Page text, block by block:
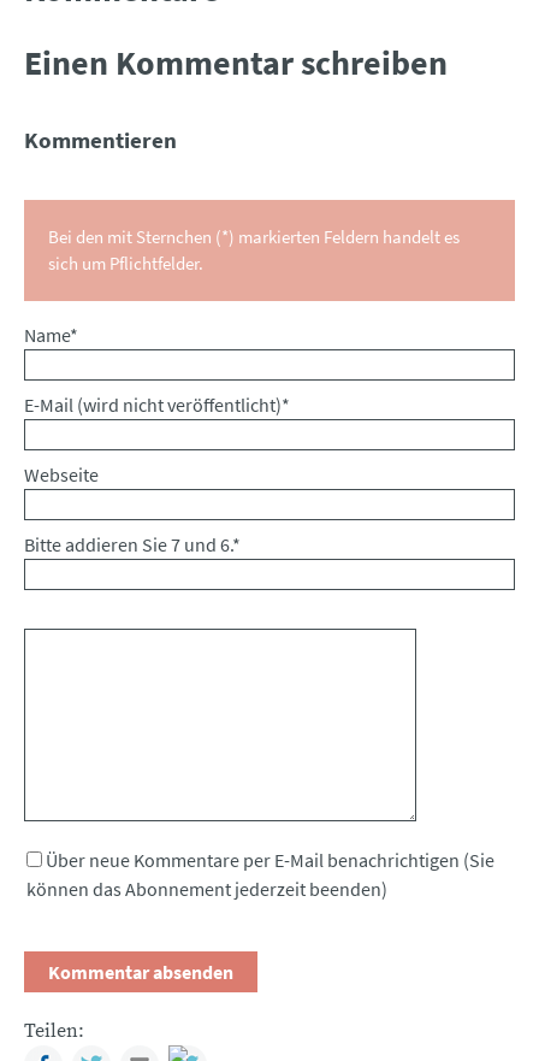
Einen Kommentar schreiben
Kommentieren
Bei den mit Sternchen (*) markierten Feldern handelt es
sich um Pflichtfelder.
Pflichtfeld
Name*
Pflichtfeld
E-Mail (wird nicht veröffentlicht)*
Webseite
Bitte addieren Sie 7 und 6.*
Über neue Kommentare per E-Mail benachrichtigen (Sie
können das Abonnement jederzeit beenden)
Teilen: